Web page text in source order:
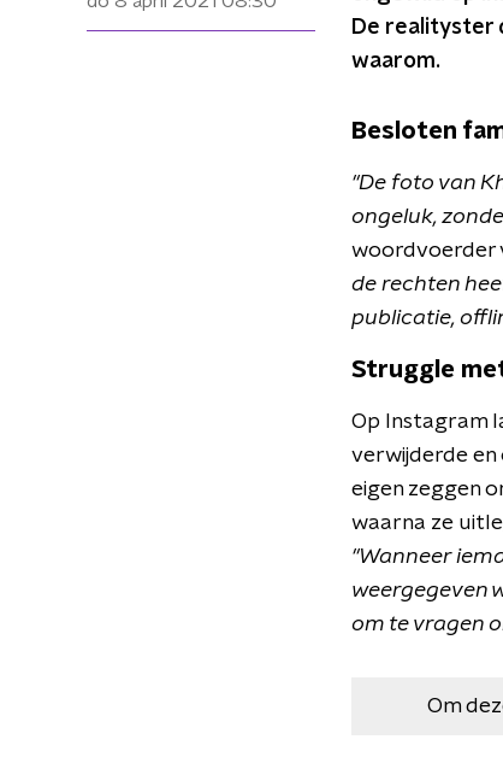
De realityster
waarom.
Besloten
"De foto van
ongeluk,
woordvoerder
de rechten
publicatie,
Struggle
Op Instagram
verwijderde en
eigen zeggen
waarna ze
"Wanneer
weergegeven
om te vragen
Om